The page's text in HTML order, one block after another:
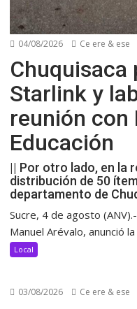
04/08/2026 Ce ere & ese
Chuquisaca
Starlink y
reunión
Educación
|| Por otro lado, en la
distribución de 50
departamento de
Sucre, 4 de agosto
Manuel Arévalo, anunció
Local
03/08/2026 Ce ere & ese